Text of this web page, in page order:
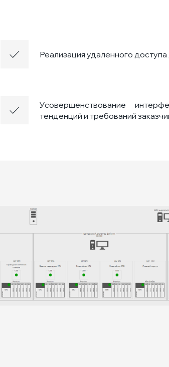
Реализация удаленного
Усовершенствование
тенденций и требований